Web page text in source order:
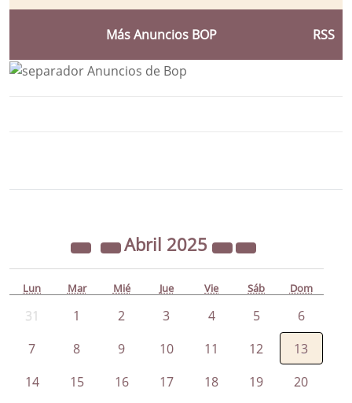
Más Anuncios BOP RSS
Abril 2025
Lun Mar Mié Jue Vie Sáb Dom
31 1 2 3 4 5
6
7
8 9 10 11 12
13
14
15 16 17 18 19 20